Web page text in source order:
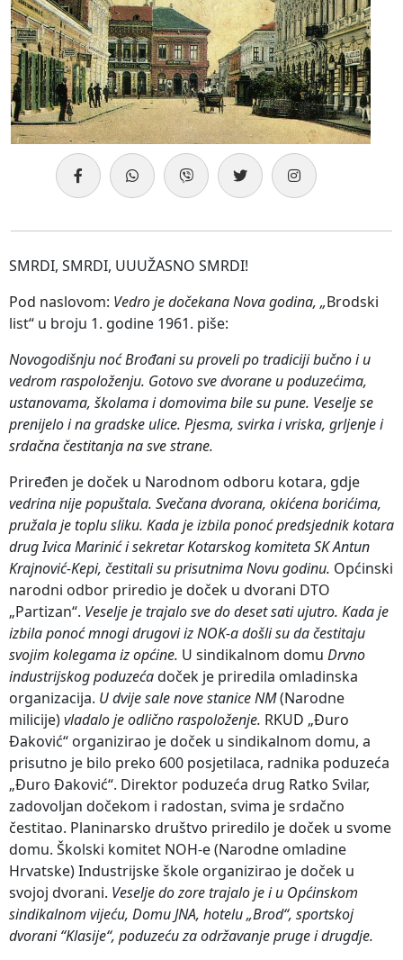
SMRDI, SMRDI, UUUŽASNO SMRDI!
Pod naslovom: Vedro je dočekana Nova godina, „Brodski
list“ u broju 1. godine 1961. piše:
Novogodišnju noć Brođani su proveli po tradiciji bučno i u
vedrom raspoloženju. Gotovo sve dvorane u poduzećima,
ustanovama, školama i domovima bile su pune. Veselje se
prenijelo i na gradske ulice. Pjesma, svirka i vriska, grljenje i
srdačna čestitanja na sve strane.
Priređen je doček u Narodnom odboru kotara, gdje
vedrina nije popuštala. Svečana dvorana, okićena borićima,
pružala je toplu sliku. Kada je izbila ponoć predsjednik kotara
drug Ivica Marinić i sekretar Kotarskog komiteta SK Antun
Krajnović-Kepi, čestitali su prisutnima Novu godinu. Općinski
narodni odbor priredio je doček u dvorani DTO
„Partizan“. Veselje je trajalo sve do deset sati ujutro. Kada je
izbila ponoć mnogi drugovi iz NOK-a došli su da čestitaju
svojim kolegama iz općine. U sindikalnom domu Drvno
industrijskog poduzećadoček je priredila omladinska
organizacija. U dvije sale nove stanice NM(Narodne
milicije)vladalo je odlično raspoloženje. RKUD „Đuro
Đaković“ organizirao je doček u sindikalnom domu, a
prisutno je bilo preko 600 posjetilaca, radnika poduzeća
„Đuro Đaković“. Direktor poduzeća drug Ratko Svilar,
zadovoljan dočekom i radostan, svima je srdačno
čestitao. Planinarsko društvo priredilo je doček u svome
domu. Školski komitet NOH-e (Narodne omladine
Hrvatske) Industrijske škole organizirao je doček u
svojoj dvorani. Veselje do zore trajalo je i u Općinskom
sindikalnom vijeću, Domu JNA, hotelu „Brod“, sportskoj
dvorani “Klasije“, poduzeću za održavanje pruge i drugdje.